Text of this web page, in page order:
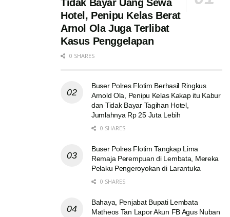
Tidak Bayar Uang Sewa
Hotel, Penipu Kelas Berat
Arnol Ola Juga Terlibat
Kasus Penggelapan
0 SHARES
Buser Polres Flotim Berhasil Ringkus
Arnold Ola, Penipu Kelas Kakap itu Kabur
dan Tidak Bayar Tagihan Hotel,
Jumlahnya Rp 25 Juta Lebih
0 SHARES
Buser Polres Flotim Tangkap Lima
Remaja Perempuan di Lembata, Mereka
Pelaku Pengeroyokan di Larantuka
0 SHARES
Bahaya, Penjabat Bupati Lembata
Matheos Tan Lapor Akun FB Agus Nuban